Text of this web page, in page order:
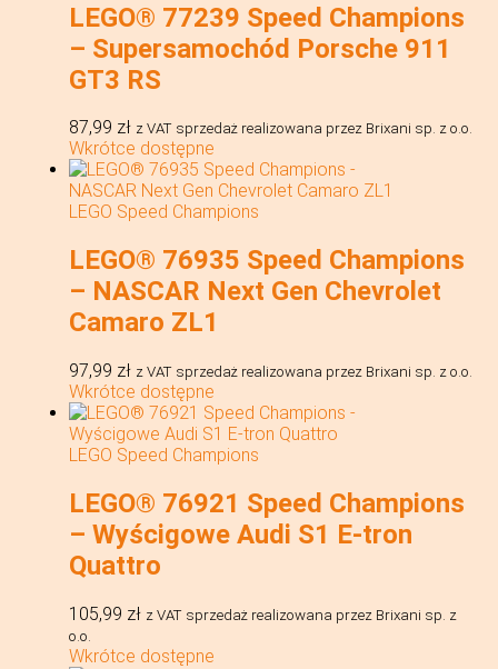
LEGO® 77239 Speed Champions
– Supersamochód Porsche 911
GT3 RS
87,99 zł z VAT sprzedaż realizowana przez Brixani sp. z o.o.
Wkrótce dostępne
LEGO Speed Champions
LEGO® 76935 Speed Champions
– NASCAR Next Gen Chevrolet
Camaro ZL1
97,99 zł z VAT sprzedaż realizowana przez Brixani sp. z o.o.
Wkrótce dostępne
LEGO Speed Champions
LEGO® 76921 Speed Champions
– Wyścigowe Audi S1 E-tron
Quattro
105,99 zł z VAT sprzedaż realizowana przez Brixani sp. z
o.o.
Wkrótce dostępne